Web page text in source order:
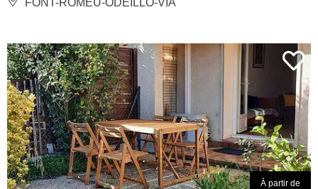
À partir de